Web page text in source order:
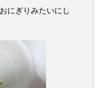
にぎりみたいにし